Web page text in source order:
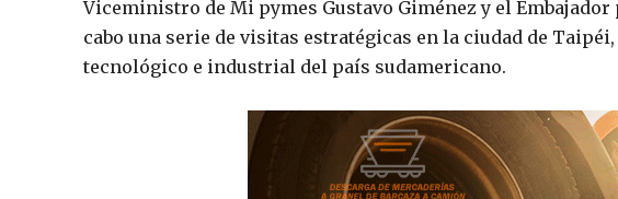
Viceministro de Mi pymes Gustavo Giménez y el
cabo una serie de visitas estratégicas en la ciudad de
tecnológico e industrial del país sudamericano.